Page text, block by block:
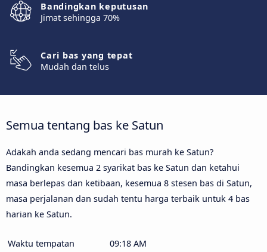
Bandingkan keputusan
Jimat sehingga 70%
Cari bas yang tepat
Mudah dan telus
Semua tentang bas ke Satun
Adakah anda sedang mencari bas murah ke Satun?
Bandingkan kesemua 2 syarikat bas ke Satun dan ketahui
masa berlepas dan ketibaan, kesemua 8 stesen bas di Satun,
masa perjalanan dan sudah tentu harga terbaik untuk 4 bas
harian ke Satun.
Waktu tempatan
09:18 AM